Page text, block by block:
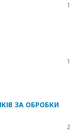
ЗА ОБРОБКИ